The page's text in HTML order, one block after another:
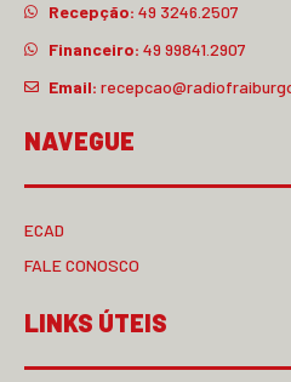
Recepção: 49 3246.2507
Financeiro: 49 99841.2907
Email:
NAVEGUE
ECAD
FALE CONOSCO
LINKS ÚTEIS